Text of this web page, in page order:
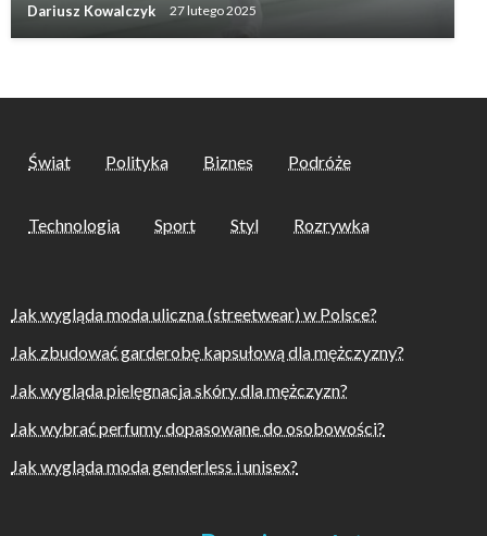
Dariusz Kowalczyk 27 lutego 2025
Świat Polityka Biznes Podróże
Technologia Sport Styl Rozrywka
Jak wygląda moda uliczna (streetwear) w Polsce?
Jak zbudować garderobę kapsułową dla mężczyzny?
Jak wygląda pielęgnacja skóry dla mężczyzn?
Jak wybrać perfumy dopasowane do osobowości?
Jak wygląda moda genderless i unisex?